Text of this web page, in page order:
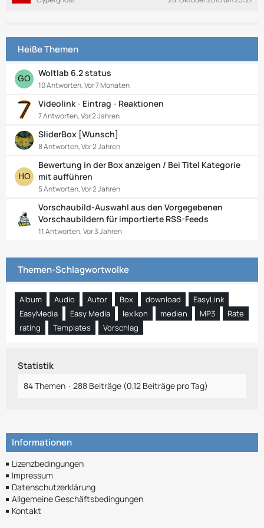
e
Heiße Themen
Woltlab 6.2 status
10 Antworten, Vor 7 Monaten
Videolink - Eintrag - Reaktionen
7 Antworten, Vor 2 Jahren
SliderBox [Wunsch]
8 Antworten, Vor 2 Jahren
Bewertung in der Box anzeigen / Bei Titel Kategorie
mit aufführen
5 Antworten, Vor 2 Jahren
Vorschaubild-Auswahl aus den Vorgegebenen
Vorschaubildern für importierte RSS-Feeds
11 Antworten, Vor 3 Jahren
Themen-Schlagwortwolke
Album Audio Autor Box download
EasyLink
EasyMedia
Easy Media lexikon medien MP3
Rate
rating
Templates Vorschlag
Statistik
84 Themen 288 Beiträge (0,12 Beiträge pro Tag)
Informationen
Lizenzbedingungen
Impressum
Datenschutzerklärung
Allgemeine Geschäftsbedingungen
Kontakt